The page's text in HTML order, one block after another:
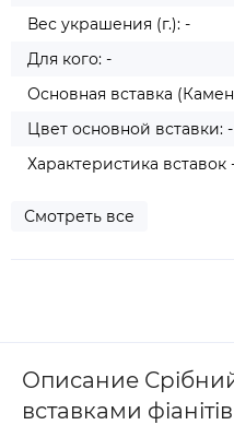
Вес украшения (г.): -
Для кого: -
Основная вставка
Цвет основной вставки: -
Характеристика вставок
Смотреть все
Описание
вставками